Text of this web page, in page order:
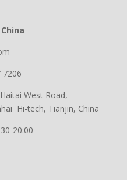
7206
West Road,
Hi-tech, Tianjin, China
20:00